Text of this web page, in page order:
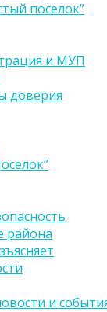
поселок”
и МУП
доверия
района
и